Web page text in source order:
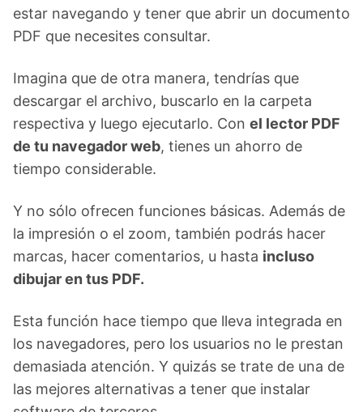
estar navegando y tener que abrir un documento
PDF que necesites consultar.
Imagina que de otra manera, tendrías que
descargar el archivo, buscarlo en la carpeta
respectiva y luego ejecutarlo. Con el lector PDF
de tu navegador web, tienes un ahorro de
tiempo considerable.
Y no sólo ofrecen funciones básicas. Además de
la impresión o el zoom, también podrás hacer
marcas, hacer comentarios, u hasta incluso
dibujar en tus PDF.
Esta función hace tiempo que lleva integrada en
los navegadores, pero los usuarios no le prestan
demasiada atención. Y quizás se trate de una de
las mejores alternativas a tener que instalar